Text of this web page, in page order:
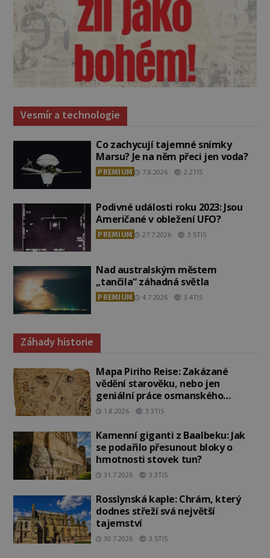
Vesmír a technologie
Co zachycují tajemné snímky
Marsu? Je na něm přeci jen voda?
PREMIUM 7.8.2026 2.2TIS
Podivné události roku 2023: Jsou
Američané v obležení UFO?
PREMIUM 27.7.2026 3.5TIS
Nad australským městem
„tančila“ záhadná světla
PREMIUM 4.7.2026 3.4TIS
Záhady historie
Mapa Piriho Reise: Zakázané
vědění starověku, nebo jen
geniální práce osmanského
admirála?
1.8.2026 3.3TIS
Kamenní giganti z Baalbeku: Jak
se podařilo přesunout bloky o
hmotnosti stovek tun?
31.7.2026 3.3TIS
Rosslynská kaple: Chrám, který
dodnes střeží svá největší
tajemství
30.7.2026 3.5TIS